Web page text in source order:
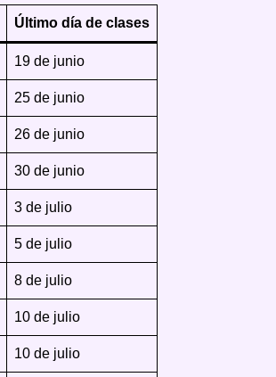
Último día de clases
19 de junio
25 de junio
26 de junio
30 de junio
3 de julio
5 de julio
8 de julio
10 de julio
10 de julio